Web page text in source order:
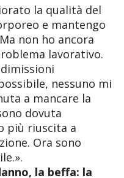
la qualità del
e mantengo
non ho ancora
lavorativo.
nessuno mi
a mancare la
dovuta
più riuscita a
Ora sono
la beffa: la